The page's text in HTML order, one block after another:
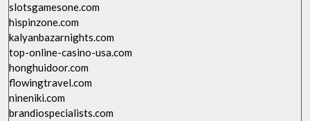
slotsgamesone.com
hispinzone.com
kalyanbazarnights.com
top-online-casino-usa.com
honghuidoor.com
flowingtravel.com
nineniki.com
brandiospecialists.com